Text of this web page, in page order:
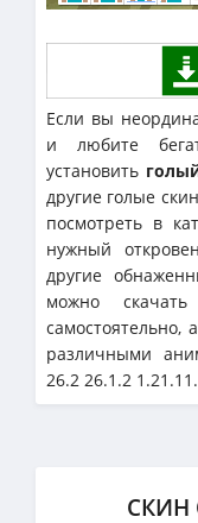
Если вы
и любите
установить
другие голые
посмотреть в
нужный
другие
можно
самостоятельно,
различными
26.2 26.1.2 1.21.11.
СКИН